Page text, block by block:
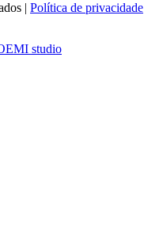
| Política de privacidade
studio